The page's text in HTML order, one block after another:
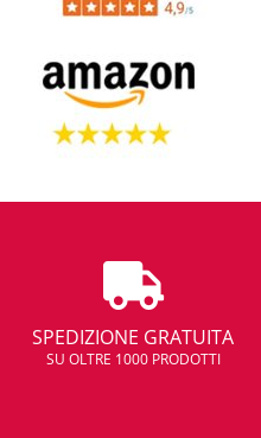
SPEDIZIONE GRATUITA
SU OLTRE 1000 PRODOTTI